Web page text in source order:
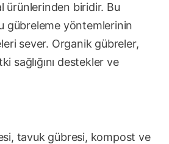
ürünlerinden biridir. Bu
gübreleme yöntemlerinin
sever. Organik gübreler,
sağlığını destekler ve
tavuk gübresi, kompost ve